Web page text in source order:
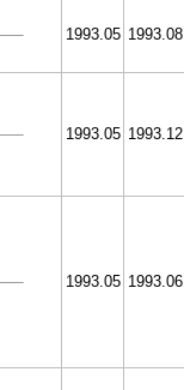
1993.05 1993.08
1993.05 1993.12
1993.05 1993.06